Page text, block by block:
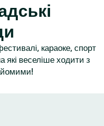
караоке, спорт
які веселіше ходити з